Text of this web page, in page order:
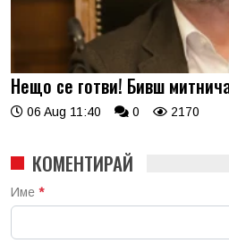
Нещо се готви! Бивш
06 Aug 11:40 0 2170
КОМЕНТИРАЙ
Име *